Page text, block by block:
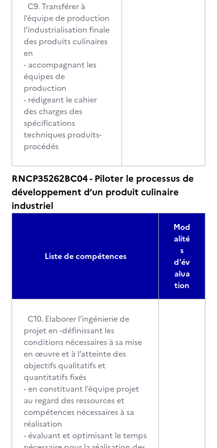
C9. Transférer à
l’équipe de production
l’industrialisation finale
des produits culinaires
en
- accompagnant les
équipes de
production
- rédigeant le cahier
des charges des
spécifications
techniques produits-
procédés
RNCP35262BC04 - Piloter le processus de
développement d’un produit culinaire
industriel
Liste de compétences
Mod
alité
s
d'év
alua
tion
C10. Elaborer l’ingénierie de
projet en -définissant les
conditions nécessaires à sa mise
en œuvre et à l’atteinte des
objectifs qualitatifs et
quantitatifs fixés
- en constituant l’équipe projet
au regard des ressources et
compétences nécessaires à sa
réalisation
- évaluant et optimisant le temps